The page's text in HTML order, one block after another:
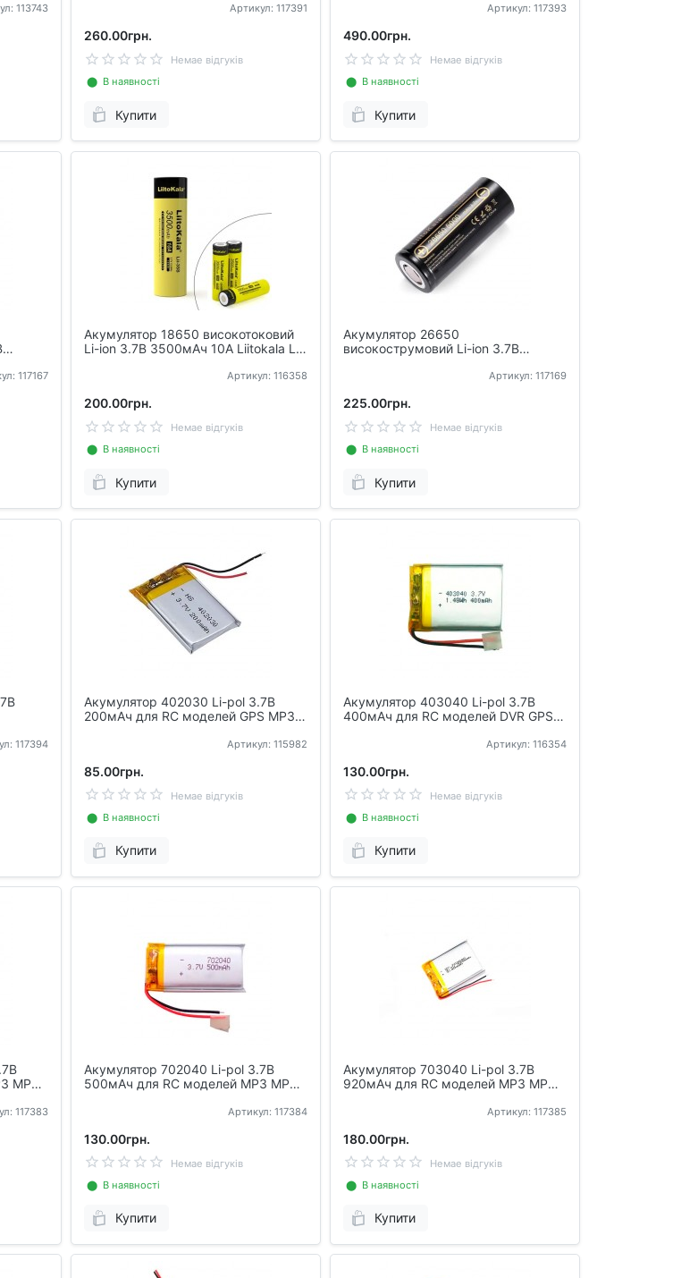
113743 Артикул: 117391
260.00грн.
Немае відгуків
⬤ В наявності
Купити
Артикул: 117393
490.00грн.
Немае відгуків
⬤ В наявності
Купити
117167
Акумулятор 18650 високотоковий
Li-ion 3.7В 3500мАч 10А Liitokala Lii-
Артикул: 116358
200.00грн.
Немае відгуків
⬤ В наявності
Купити
Акумулятор 26650
високострумовий Li-ion 3.7В
Артикул: 117169
225.00грн.
Немае відгуків
⬤ В наявності
Купити
117394
Акумулятор 402030 Li-pol 3.7В
200мАч для RC моделей GPS MP3
Артикул: 115982
85.00грн.
Немае відгуків
⬤ В наявності
Купити
Акумулятор 403040 Li-pol 3.7В
400мАч для RC моделей DVR GPS
Артикул: 116354
130.00грн.
Немае відгуків
⬤ В наявності
Купити
MP4
117383
Акумулятор 702040 Li-pol 3.7В
500мАч для RC моделей MP3 MP4
Артикул: 117384
130.00грн.
Немае відгуків
⬤ В наявності
Купити
Акумулятор 703040 Li-pol 3.7В
920мАч для RC моделей MP3 MP4
Артикул: 117385
180.00грн.
Немае відгуків
⬤ В наявності
Купити